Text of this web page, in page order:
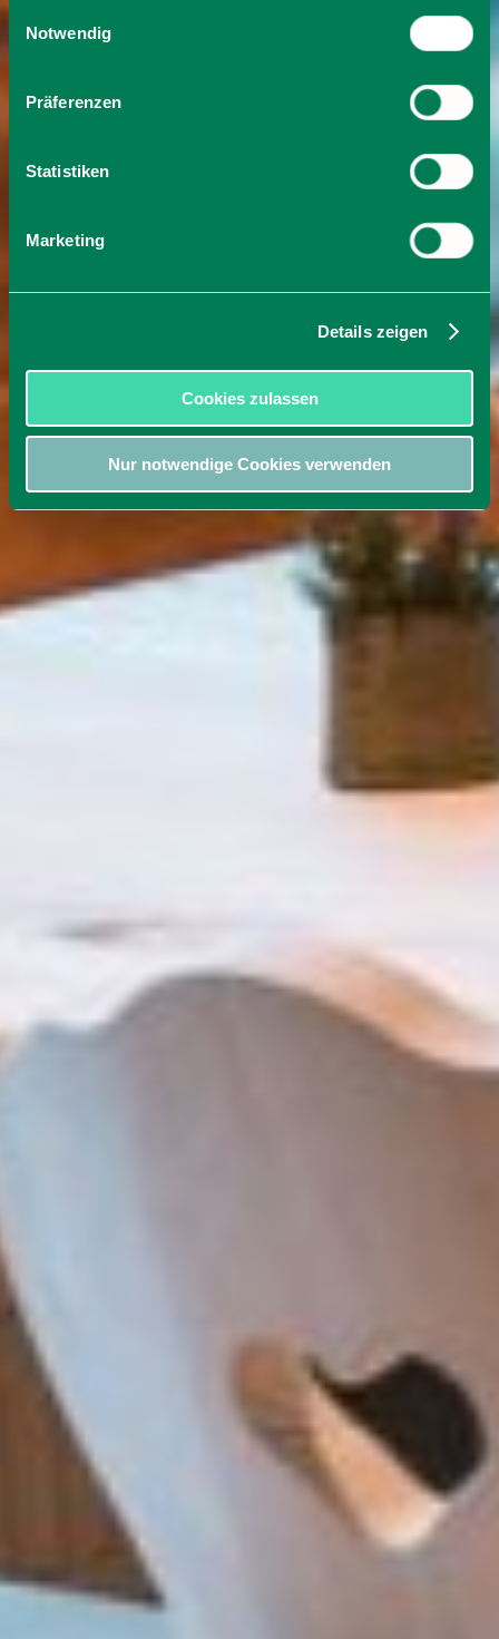
Cookies, wenn Sie unsere Webseite weiterhin nutzen.
Einwilligungsauswahl
Notwendig
Präferenzen
Statistiken
Marketing
Details zeigen
Cookies zulassen
Nur notwendige Cookies verwenden